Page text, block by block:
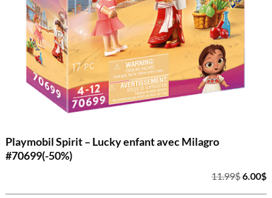
Playmobil Spirit – Lucky enfant avec Milagro
#70699(-50%)
11.99$Le
prix
6.00$